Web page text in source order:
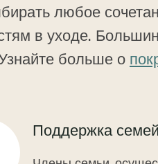
любое
в уходе.
больше о
Поддержка семей